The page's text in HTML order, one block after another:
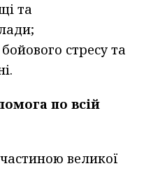
та
стресу та
по всій
великої